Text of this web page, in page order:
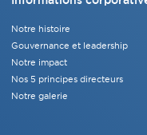
Notre histoire
Gouvernance et leadership
Notre impact
Nos 5 principes directeurs
Notre galerie